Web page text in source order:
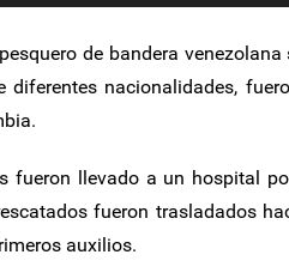
de bandera
diferentes nacionalidades,
fueron llevado a un hospital
fueron trasladados
auxilios.